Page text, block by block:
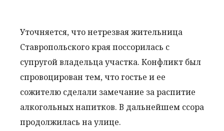
Уточняется, что нетрезвая жительница
Ставропольского края поссорилась с
супругой владельца участка. Конфликт был
спровоцирован тем, что гостье и ее
сожителю сделали замечание за распитие
алкогольных напитков. В дальнейшем ссора
продолжилась на улице.